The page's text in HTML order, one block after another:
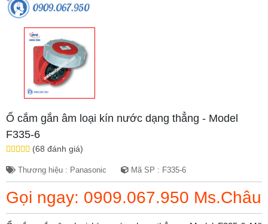
Ổ cắm gắn âm loại kín nước dạng thẳng - Model
F335-6
(68 đánh giá)
Thương hiệu : Panasonic Mã SP : F335-6
Gọi ngay: 0909.067.950 Ms.Châu